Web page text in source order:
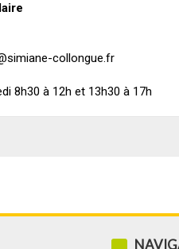
collongue.fr
8h30 à 12h et 13h30 à 17h